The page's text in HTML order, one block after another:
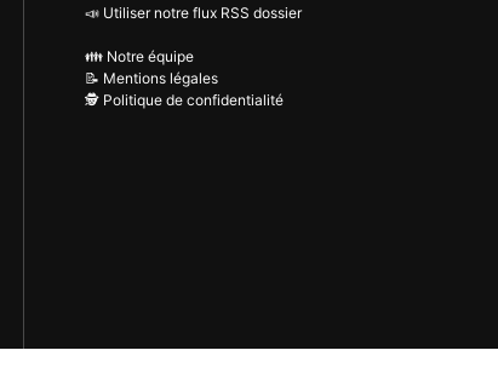
📣 Utiliser notre flux RSS dossier
👪 Notre équipe
📝 Mentions légales
🕵️ Politique de confidentialité